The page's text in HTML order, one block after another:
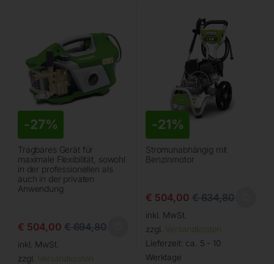
-27%
Tragbares Gerät für
maximale Flexibilität, sowohl
in der professionellen als
auch in der privaten
Anwendung
€ 504,00 €694,80
inkl. MwSt.
zzgl. Versandkosten
-21%
Stromunabhängig mit
Benzinmotor
€ 504,00 €634,80
inkl. MwSt.
zzgl. Versandkosten
Lieferzeit: ca. 5 - 10
Werktage